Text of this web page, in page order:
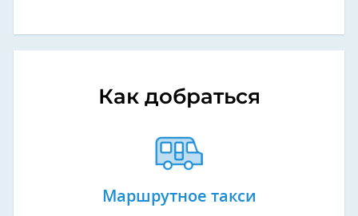
Как добраться
Маршрутное такси